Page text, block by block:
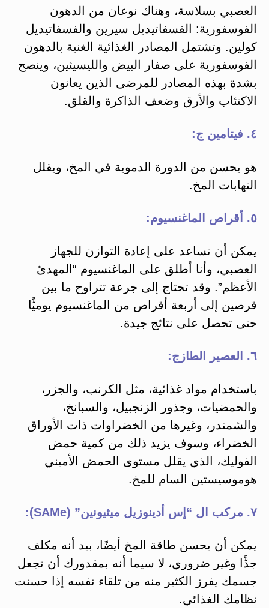
العصبي بسلاسة، وهناك نوعان من الدهون
الفوسفورية: الفسفاتيديل سيرين والفسفاتيديل
كولين. وتشتمل المصادر الغذائية الغنية بالدهون
الفوسفورية على صفار البيض والليسيثين، وينصح
بشدة بهذه المصادر للمرضى الذين يعانون
الاكتئاب والأرق وضعف الذاكرة والقلق.
٤. فيتامين ج:
هو يحسن من الدورة الدموية في المخ، ويقلل
التهابات المخ.
٥. أقراص الماغنسيوم:
يمكن أن تساعد على إعادة التوازن للجهاز
العصبي، وأنا أطلق على الماغنسيوم “المهدئ
الأعظم”. وقد تحتاج إلى جرعة تتراوح ما بين
قرصين إلى أربعة أقراص من الماغنسيوم يوميًّا
حتى تحصل على نتائج جيدة.
٦. العصير الطازج:
باستخدام مواد غذائية، مثل الكرنب، والجزر،
والحمضيات، وجذور الزنجبيل، والسبانخ،
والشمندر، وغيرها من الخضراوات ذات الأوراق
الخضراء، وسوف يزيد ذلك من كمية حمض
الفوليك، الذي يقلل مستوى الحمض الأميني
هوموسيستين السام للمخ.
٧. مركب ال “إس أدينوزيل ميثيونين” (SAMe):
يمكن أن يحسن طاقة المخ أيضًا، بيد أنه مكلف
جدًّا وغير ضروري، لا سيما أنه بمقدورك أن تجعل
جسمك يفرز الكثير منه من تلقاء نفسه إذا حسنت
نظامك الغذائي.